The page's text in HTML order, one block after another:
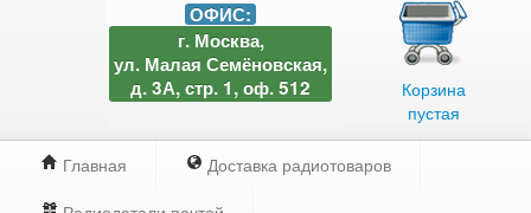
Корзина
пустая
ОФИС:
г. Москва,
ул. Малая Семёновская,
д. 3А, стр. 1, оф. 512
Главная
Доставка радиотоваров